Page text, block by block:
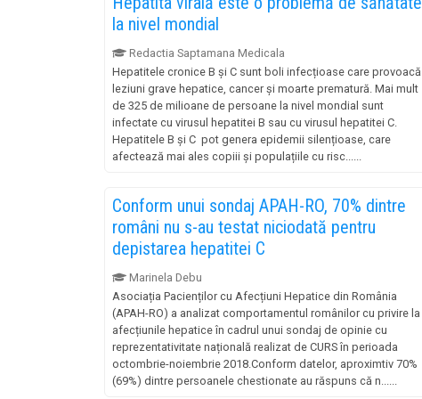
la nivel mondial
Redactia Saptamana Medicala
Hepatitele cronice B și C sunt boli infecțioase care provoacă
leziuni grave hepatice, cancer și moarte prematură. Mai mult
de 325 de milioane de persoane la nivel mondial sunt
infectate cu virusul hepatitei B sau cu virusul hepatitei C.
Hepatitele B și C pot genera epidemii silențioase, care
afectează mai ales copiii și populațiile cu risc......
Conform unui sondaj APAH-RO, 70% dintre
români nu s-au testat niciodată pentru
depistarea hepatitei C
Marinela Debu
Asociația Pacienților cu Afecțiuni Hepatice din România
(APAH-RO) a analizat comportamentul românilor cu privire la
afecțiunile hepatice în cadrul unui sondaj de opinie cu
reprezentativitate națională realizat de CURS în perioada
octombrie-noiembrie 2018.Conform datelor, aproximtiv 70%
(69%) dintre persoanele chestionate au răspuns că n......